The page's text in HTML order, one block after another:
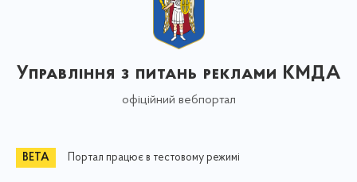
Управління з питань реклами КМДА
офіційний вебпортал
Портал працює в тестовому режимі